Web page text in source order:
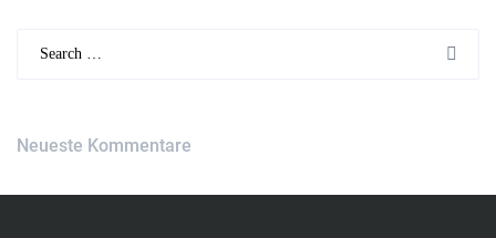
Neueste Kommentare